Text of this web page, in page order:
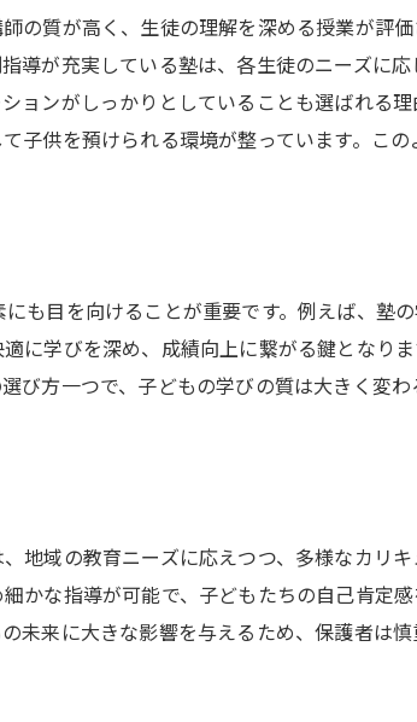
の質が高く、生徒の理解を深める授業が評
導が充実している塾は、各生徒のニーズに
ョンがしっかりとしていることも選ばれる
子供を預けられる環境が整っています。この
も目を向けることが重要です。例えば、塾
学びを深め、成績向上に繋がる鍵となりま
び方一つで、子どもの学びの質は大きく変わ
地域の教育ニーズに応えつつ、多様なカリ
かな指導が可能で、子どもたちの自己肯定
未来に大きな影響を与えるため、保護者は